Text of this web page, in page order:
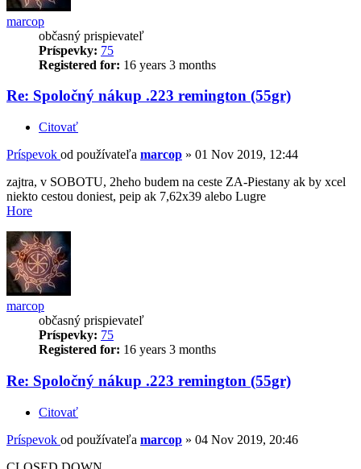
marcop
občasný prispievateľ
Príspevky: 75
Registered for: 16 years 3 months
Re: Spoločný nákup .223 remington (55gr)
Citovať
Príspevok od používateľa marcop » 01 Nov 2019, 12:44
zajtra, v SOBOTU, 2heho budem na ceste ZA-Piestany ak by xcel
niekto cestou doniest, peip ak 7,62x39 alebo Lugre
Hore
marcop
občasný prispievateľ
Príspevky: 75
Registered for: 16 years 3 months
Re: Spoločný nákup .223 remington (55gr)
Citovať
Príspevok od používateľa marcop » 04 Nov 2019, 20:46